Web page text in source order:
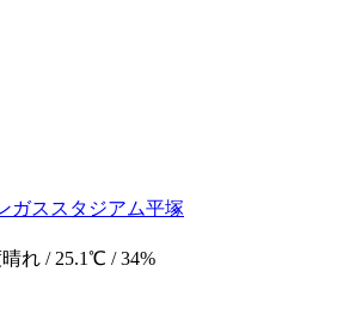
ガススタジアム平塚
晴れ / 25.1℃ / 34%